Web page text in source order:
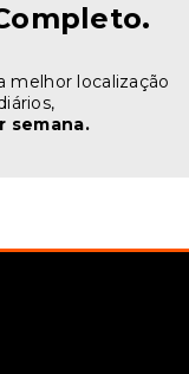
melhor localização
semana.